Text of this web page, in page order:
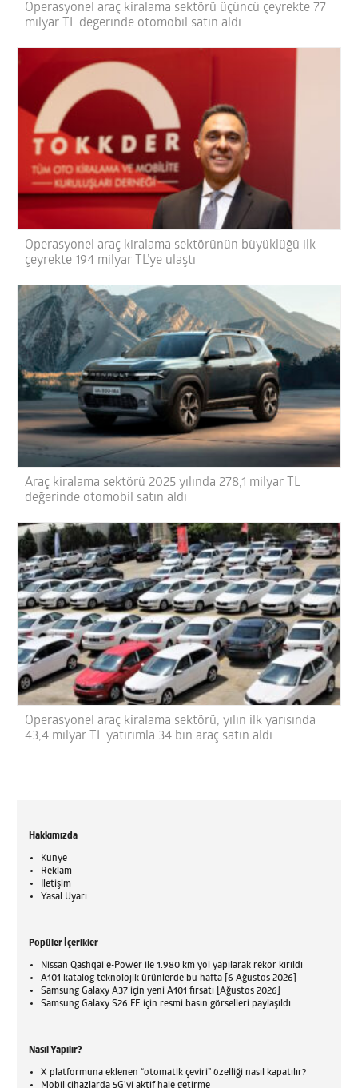
Operasyonel araç kiralama sektörü üçüncü çeyrekte 77
milyar TL değerinde otomobil satın aldı
Operasyonel araç kiralama sektörünün büyüklüğü ilk
çeyrekte 194 milyar TL’ye ulaştı
Araç kiralama sektörü 2025 yılında 278,1 milyar TL
değerinde otomobil satın aldı
Operasyonel araç kiralama sektörü, yılın ilk yarısında
43,4 milyar TL yatırımla 34 bin araç satın aldı
Hakkımızda
Künye
Reklam
İletişim
Yasal Uyarı
Popüler İçerikler
Nissan Qashqai e-Power ile 1.980 km yol yapılarak rekor kırıldı
A101 katalog teknolojik ürünlerde bu hafta [6 Ağustos 2026]
Samsung Galaxy A37 için yeni A101 fırsatı [Ağustos 2026]
Samsung Galaxy S26 FE için resmi basın görselleri paylaşıldı
Nasıl Yapılır?
X platformuna eklenen “otomatik çeviri” özelliği nasıl kapatılır?
Mobil cihazlarda 5G’yi aktif hale getirme